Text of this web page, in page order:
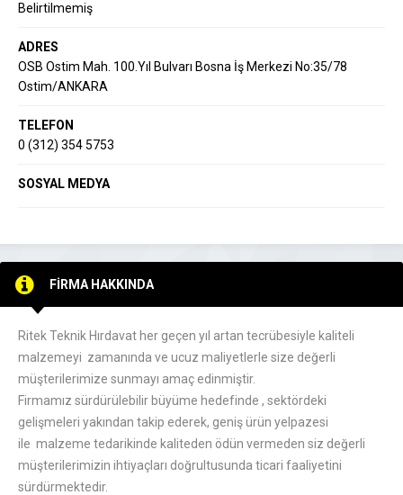
Belirtilmemiş
ADRES
OSB Ostim Mah. 100.Yıl Bulvarı Bosna İş Merkezi No:35/78
Ostim/ANKARA
TELEFON
0 (312) 354 5753
SOSYAL MEDYA
FİRMA HAKKINDA
Ritek Teknik Hırdavat her geçen yıl artan tecrübesiyle kaliteli
malzemeyi zamanında ve ucuz maliyetlerle size değerli
müşterilerimize sunmayı amaç edinmiştir.
Firmamız sürdürülebilir büyüme hedefinde , sektördeki
gelişmeleri yakından takip ederek, geniş ürün yelpazesi
ile malzeme tedarikinde kaliteden ödün vermeden siz değerli
müşterilerimizin ihtiyaçları doğrultusunda ticari faaliyetini
sürdürmektedir.